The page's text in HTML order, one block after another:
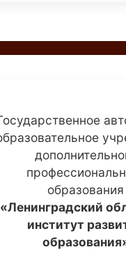
образования
«Ленинградский
институт